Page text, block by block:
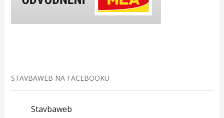
STAVBAWEB NA FACEBOOKU
Stavbaweb